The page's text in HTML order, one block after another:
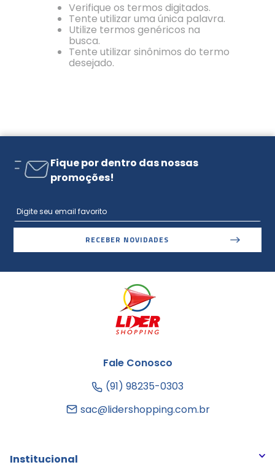
Verifique os termos digitados.
Tente utilizar uma única palavra.
Utilize termos genéricos na
busca.
Tente utilizar sinônimos do termo
desejado.
Fique por dentro das nossas
promoções!
RECEBER NOVIDADES
Fale Conosco
(91) 98235-0303
sac@lidershopping.com.br
Institucional